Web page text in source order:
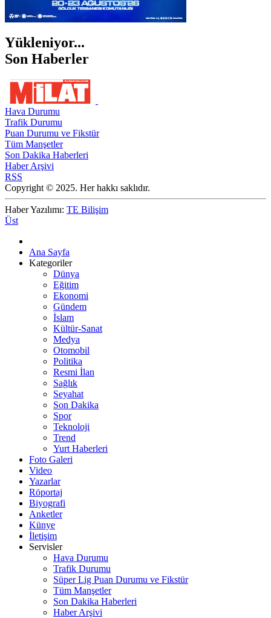
Yükleniyor...
Son Haberler
Hava Durumu
Trafik Durumu
Puan Durumu ve Fikstür
Tüm Manşetler
Son Dakika Haberleri
Haber Arşivi
RSS
Copyright © 2025. Her hakkı saklıdır.
Haber Yazılımı: TE Bilişim
Üst
Ana Sayfa
Kategoriler
Dünya
Eğitim
Ekonomi
Gündem
İslam
Kültür-Sanat
Medya
Otomobil
Politika
Resmi İlan
Sağlık
Seyahat
Son Dakika
Spor
Teknoloji
Trend
Yurt Haberleri
Foto Galeri
Video
Yazarlar
Röportaj
Biyografi
Anketler
Künye
İletişim
Servisler
Hava Durumu
Trafik Durumu
Süper Lig Puan Durumu ve Fikstür
Tüm Manşetler
Son Dakika Haberleri
Haber Arşivi